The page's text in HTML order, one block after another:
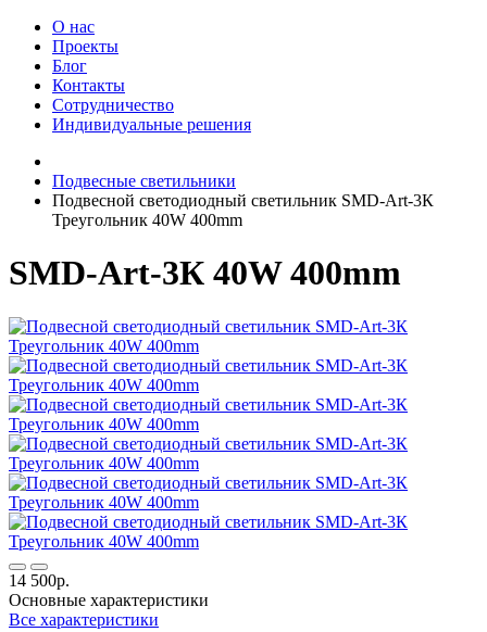
О нас
Проекты
Блог
Контакты
Сотрудничество
Индивидуальные решения
Подвесные светильники
Подвесной светодиодный светильник SMD-Art-3К
Треугольник 40W 400mm
SMD-Art-3К 40W 400mm
14 500р.
Основные характеристики
Все характеристики